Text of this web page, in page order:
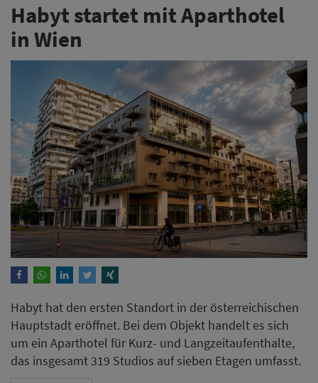
Habyt startet mit Aparthotel
in Wien
Habyt hat den ersten Standort in der österreichischen
Hauptstadt eröffnet. Bei dem Objekt handelt es sich
um ein Aparthotel für Kurz- und Langzeitaufenthalte,
das insgesamt 319 Studios auf sieben Etagen umfasst.